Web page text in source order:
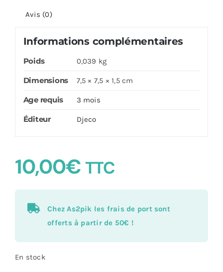
Avis (0)
Informations complémentaires
Poids 0,039 kg
Dimensions 7,5 × 7,5 × 1,5 cm
Age requis 3 mois
Éditeur Djeco
10,00€ TTC
Chez As2pik les frais de port sont
offerts à partir de 50€ !
En stock